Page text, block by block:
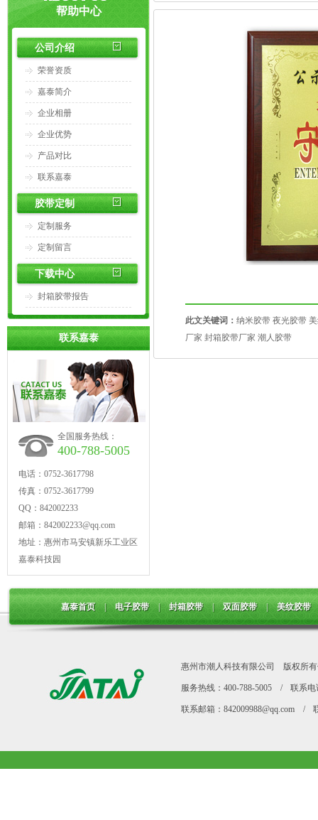
帮助中心
公司介绍
荣誉资质
嘉泰简介
企业相册
企业优势
产品对比
联系嘉泰
胶带定制
定制服务
定制留言
下载中心
封箱胶带报告
联系嘉泰
全国服务热线：
400-788-5005
电话：0752-3617798
传真：0752-3617799
QQ：842002233
邮箱：842002233@qq.com
地址：惠州市马安镇新乐工业区
嘉泰科技园
此文关键词： 纳米胶带 夜光胶带
厂家 封箱胶带厂家 潮人胶带
嘉泰首页 | 电子胶带 | 封箱胶带 | 双面胶带 | 美纹胶带
惠州市潮人科技有限公司 版权所
服务热线：400-788-5005 / 联系电
联系邮箱：842009988@qq.com /